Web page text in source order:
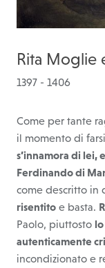
Rita Moglie
1397 - 1406
Come per tante
il momento di
s’innamora di lei,
Ferdinando di
come descritto in
risentito e basta.
Paolo, piuttosto
autenticamente
incondizionato e